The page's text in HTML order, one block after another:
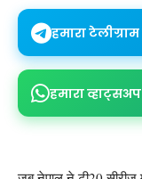
हमारा
हमारा